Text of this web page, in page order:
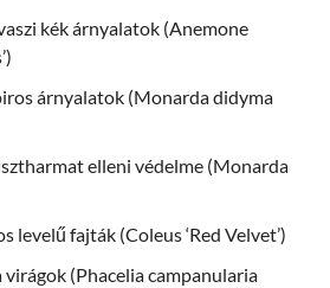
kék árnyalatok (Anemone
árnyalatok (Monarda didyma
elleni védelme (Monarda
levelű fajták (Coleus ‘Red Velvet’)
(Phacelia campanularia